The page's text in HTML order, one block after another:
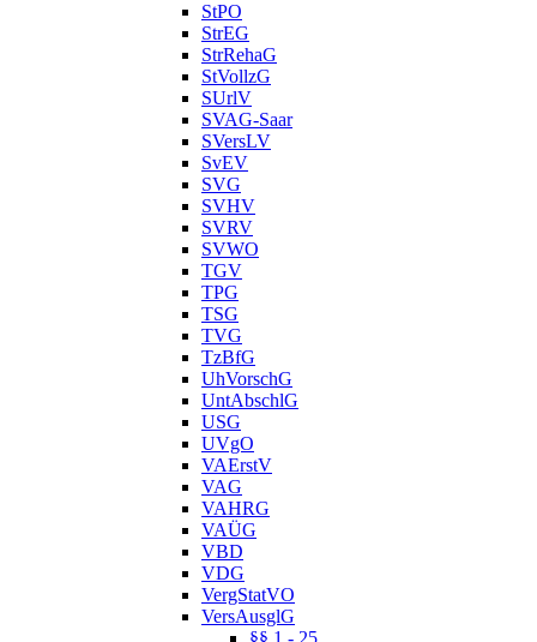
StPO
StrEG
StrRehaG
StVollzG
SUrlV
SVAG-Saar
SVersLV
SvEV
SVG
SVHV
SVRV
SVWO
TGV
TPG
TSG
TVG
TzBfG
UhVorschG
UntAbschlG
USG
UVgO
VAErstV
VAG
VAHRG
VAÜG
VBD
VDG
VergStatVO
VersAusglG
§§ 1 - 25